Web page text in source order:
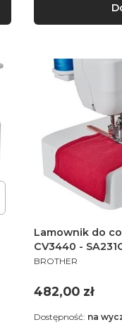
Lamownik do
CV3440 -
PRODUCENT
BROTHER
Cena
482,00 zł
Dostępność: na